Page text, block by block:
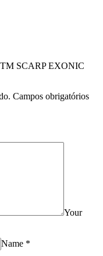
SCARP EXONIC
Campos obrigatórios
Your
Name *